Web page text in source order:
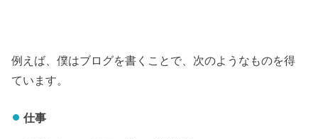
例えば、僕はブログを書くことで、次のようなものを得
ています。
仕事